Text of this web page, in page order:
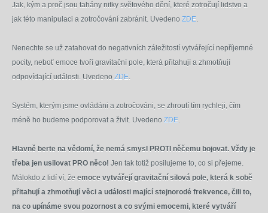
Jak, kým a proč jsou tahány nitky světového dění, které zotročují lidstvo a
jak této manipulaci a zotročování zabránit. Uvedeno ZDE.
Nenechte se už zatahovat do negativních záležitostí vytvářející nepříjemné
pocity, neboť emoce tvoří gravitační pole, která přitahují a zhmotňují
odpovídající události. Uvedeno ZDE.
Systém, kterým jsme ovládáni a zotročováni, se zhroutí tím rychleji, čím
méně ho budeme podporovat a živit. Uvedeno ZDE.
Hlavně berte na vědomí, že nemá smysl PROTI něčemu bojovat. Vždy je
třeba jen usilovat PRO něco! Jen tak totiž posilujeme to, co si přejeme.
Málokdo z lidí ví, že emoce vytvářejí gravitační silová pole, která k sobě
přitahují a zhmotňují věci a události mající stejnorodé frekvence, čili to,
na co upínáme svou pozornost a co svými emocemi, které vytváří